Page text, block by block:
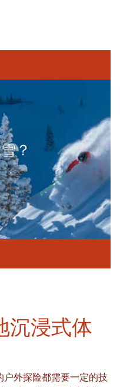
？
沉浸式体
户外探险都需要一定的技